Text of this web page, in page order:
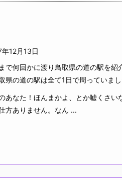
年12月13日
で何回かに渡り鳥取県の道の駅を紹
県の道の駅は全て1日で周っていまし
あなた！ほんまかよ、とか嘘くさい
方ありません。なん ...